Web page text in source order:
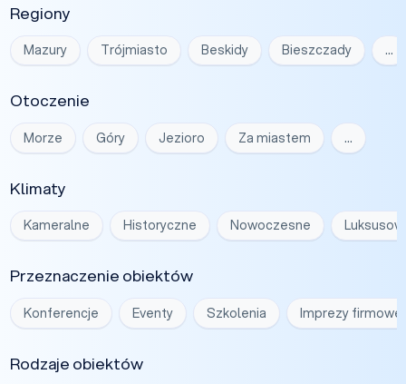
Regiony
Mazury Trójmiasto Beskidy Bieszczady …
Otoczenie
Morze Góry Jezioro Za miastem …
Klimaty
Kameralne Historyczne Nowoczesne
Przeznaczenie obiektów
Konferencje Eventy Szkolenia Imprezy firmowe
Rodzaje obiektów